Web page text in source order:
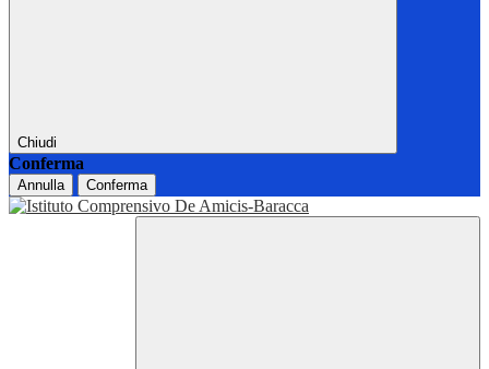
Chiudi
Conferma
Annulla Conferma